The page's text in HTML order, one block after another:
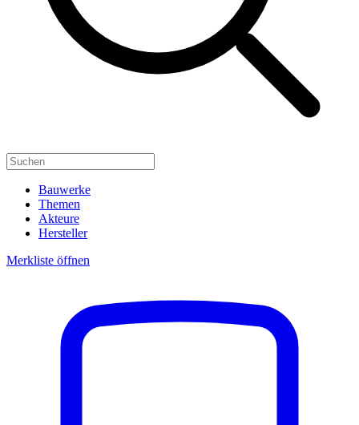
Bauwerke
Themen
Akteure
Hersteller
Merkliste öffnen